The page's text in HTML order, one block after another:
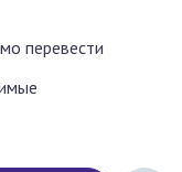
перевести